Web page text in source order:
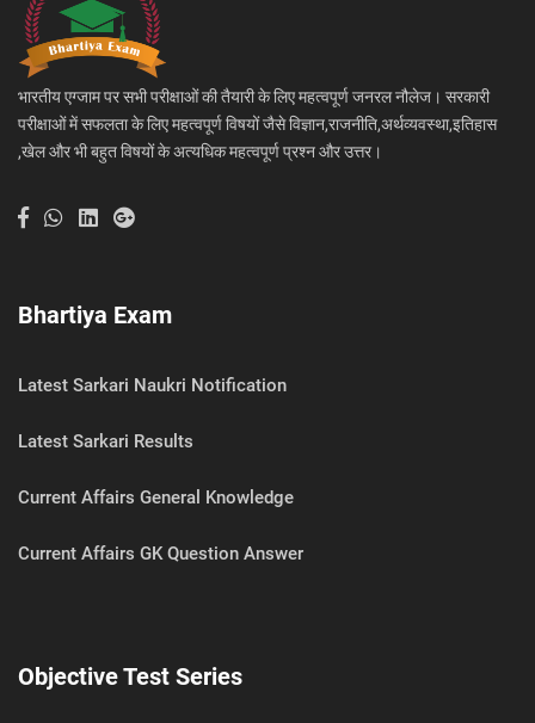
भारतीय एग्जाम पर सभी परीक्षाओं की तैयारी के लिए महत्वपूर्ण जनरल नौलेज। सरकारी
परीक्षाओं में सफलता के लिए महत्वपूर्ण विषयों जैसे विज्ञान,राजनीति,अर्थव्यवस्था,इतिहास
,खेल और भी बहुत विषयों के अत्यधिक महत्वपूर्ण प्रश्न और उत्तर।
Bhartiya Exam
Latest Sarkari Naukri Notification
Latest Sarkari Results
Current Affairs General Knowledge
Current Affairs GK Question Answer
Objective Test Series